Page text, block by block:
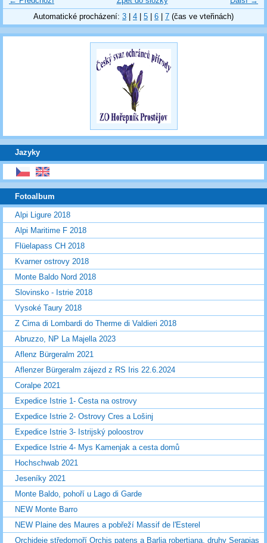
Automatické procházení: 3 | 4 | 5 | 6 | 7 (čas ve vteřinách)
Jazyky
Fotoalbum
Alpi Ligure 2018
Alpi Maritime F 2018
Flüelapass CH 2018
Kvarner ostrovy 2018
Monte Baldo Nord 2018
Slovinsko - Istrie 2018
Vysoké Taury 2018
Z Cima di Lombardi do Therme di Valdieri 2018
Abruzzo, NP La Majella 2023
Aflenz Bürgeralm 2021
Aflenzer Bürgeralm zájezd z RS Iris 22.6.2024
Coralpe 2021
Expedice Istrie 1- Cesta na ostrovy
Expedice Istrie 2- Ostrovy Cres a Lošinj
Expedice Istrie 3- Istrijský poloostrov
Expedice Istrie 4- Mys Kamenjak a cesta domů
Hochschwab 2021
Jeseníky 2021
Monte Baldo, pohoří u Lago di Garde
NEW Monte Barro
NEW Plaine des Maures a pobřeží Massif de l'Esterel
Orchideje středomoří Orchis patens a Barlia robertiana, druhy Serapias